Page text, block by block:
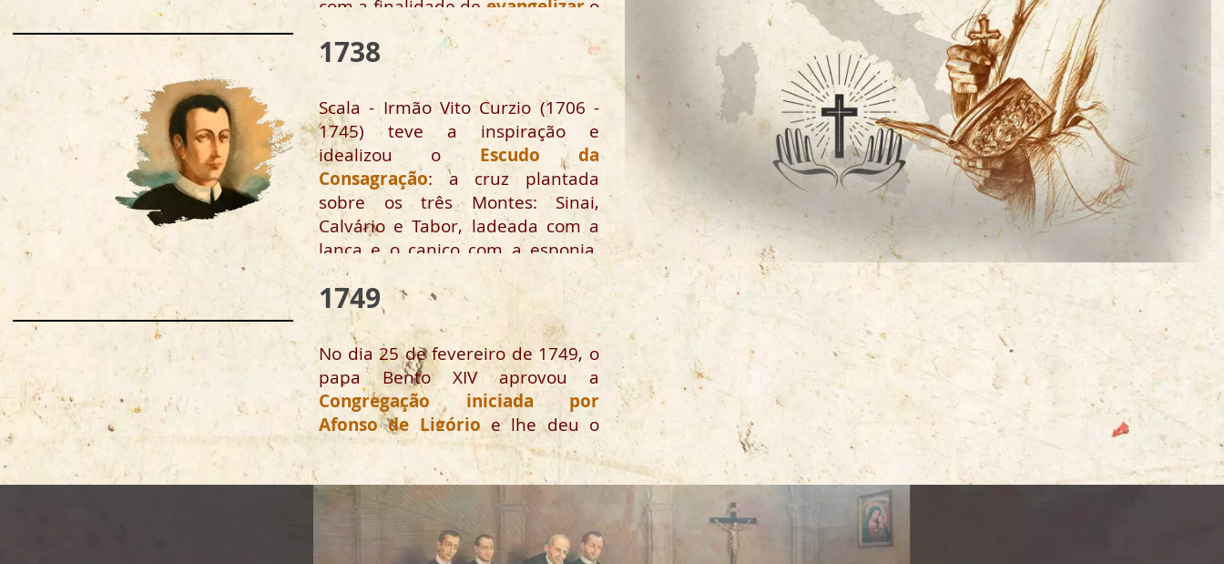
com a finalidade de evangelizaro
povo abandonado, social e
religiosamente.
1738
Scala - Irmão Vito Curzio (1706 -
1745) teve a inspiração e
idealizou o Escudo da
Consagração: a cruz plantada
sobre os três Montes: Sinai,
Calvário e Tabor, ladeada com a
lança e o caniço com a esponja.
Ele o deixou gravado a estilete na
parede do forno da Casa de
Anastácio.
1749
No dia 25 de fevereiro de 1749, o
papa Bento XIV aprovou a
Congregação iniciada por
Afonso de Ligórioe lhe deu o
nome de Santíssimo Redentor,
onde havia 34 redentoristas.